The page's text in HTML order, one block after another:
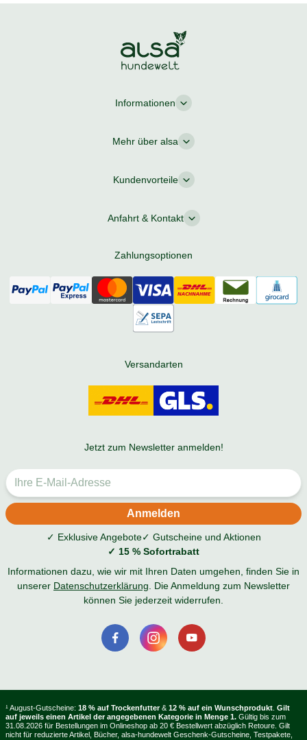
Informationen
Mehr über alsa
Kundenvorteile
Anfahrt & Kontakt
Zahlungsoptionen
Versandarten
Jetzt zum Newsletter anmelden!
✓ Exklusive Angebote✓ Gutscheine und Aktionen
✓ 15 % Sofortrabatt
Informationen dazu, wie wir mit Ihren Daten umgehen, finden Sie in
unserer Datenschutzerklärung . Die Anmeldung zum Newsletter
können Sie jederzeit widerrufen.
¹ August-Gutscheine: 18 % auf Trockenfutter & 12 % auf ein Wunschprodukt Gilt
auf jeweils einen Artikel der angegebenen Kategorie in Menge 1. Gültig bis zum
31.08.2026 für Bestellungen im Onlineshop ab 20 € Bestellwert abzüglich Retoure. Gilt
nicht für reduzierte Artikel, Bücher, alsa-hundewelt Geschenk-Gutscheine, Testpakete,